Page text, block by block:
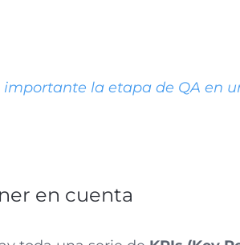
importante la etapa de QA en
en cuenta